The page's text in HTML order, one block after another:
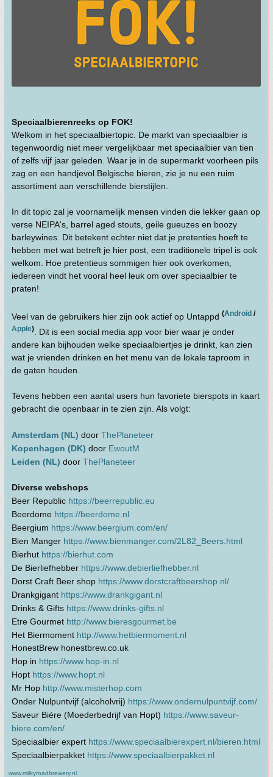
Speciaalbierenreeks op FOK!
Welkom in het speciaalbiertopic. De markt van speciaalbier is
tegenwoordig niet meer vergelijkbaar met speciaalbier van tien
of zelfs vijf jaar geleden. Waar je in de supermarkt voorheen pils
zag en een handjevol Belgische bieren, zie je nu een ruim
assortiment aan verschillende bierstijlen.
In dit topic zal je voornamelijk mensen vinden die lekker gaan op
verse NEIPA's, barrel aged stouts, geile gueuzes en boozy
barleywines. Dit betekent echter niet dat je pretenties hoeft te
hebben met wat betreft je hier post, een traditionele tripel is ook
welkom. Hoe pretentieus sommigen hier ook overkomen,
iedereen vindt het vooral heel leuk om over speciaalbier te
praten!
Veel van de gebruikers hier zijn ook actief op Untappd (Android /
Apple) . Dit is een social media app voor bier waar je onder
andere kan bijhouden welke speciaalbiertjes je drinkt, kan zien
wat je vrienden drinken en het menu van de lokale taproom in
de gaten houden.
Tevens hebben een aantal users hun favoriete bierspots in kaart
gebracht die openbaar in te zien zijn. Als volgt:
Amsterdam (NL) door ThePlaneteer
Kopenhagen (DK) door EwoutM
Leiden (NL) door ThePlaneteer
Diverse webshops
Beer Republic https://beerrepublic.eu
Beerdome https://beerdome.nl
Beergium https://www.beergium.com/en/
Bien Manger https://www.bienmanger.com/2L82_Beers.html
Bierhut https://bierhut.com
De Bierliefhebber https://www.debierliefhebber.nl
Dorst Craft Beer shop https://www.dorstcraftbeershop.nl/
Drankgigant https://www.drankgigant.nl
Drinks & Gifts https://www.drinks-gifts.nl
Etre Gourmet http://www.bieresgourmet.be
Het Biermoment http://www.hetbiermoment.nl
HonestBrew honestbrew.co.uk
Hop in https://www.hop-in.nl
Hopt https://www.hopt.nl
Mr Hop http://www.misterhop.com
Onder Nulpuntvijf (alcoholvrij) https://www.ondernulpuntvijf.com/
Saveur Bière (Moederbedrijf van Hopt) https://www.saveur-
biere.com/en/
Speciaalbier expert https://www.speciaalbierexpert.nl/bieren.html
Speciaalbierpakket https://www.speciaalbierpakket.nl
www.milkyroadbrewery.nl